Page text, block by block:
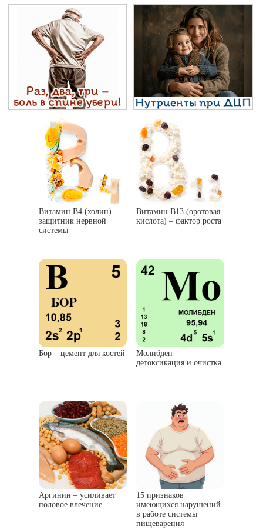
Витамин В4 (холин) –
защитник нервной
системы
Витамин В13 (оротовая
кислота) – фактор роста
Бор – цемент для костей
Молибден –
детоксикация и очистка
Аргинин – усиливает
половое влечение
15 признаков
имеющихся нарушений
в работе системы
пищеварения